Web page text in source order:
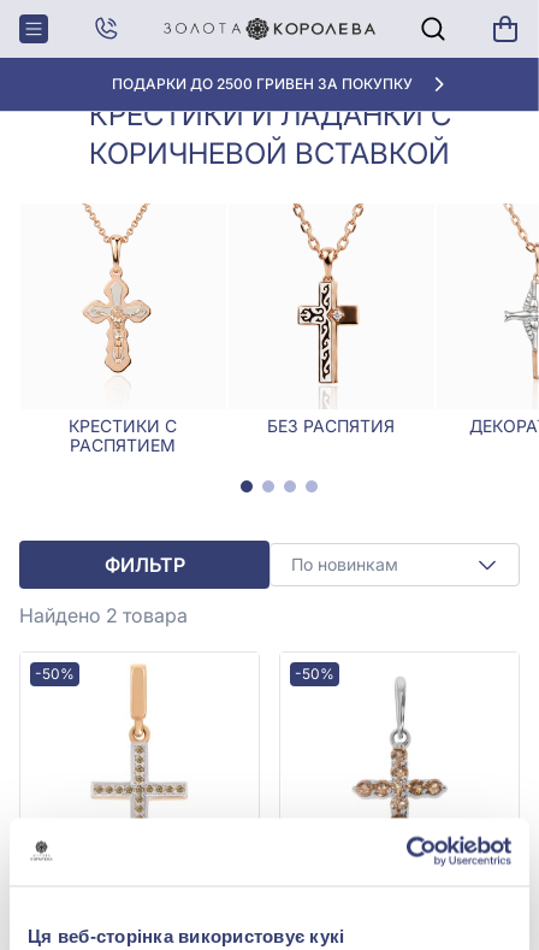
Ця веб-сторінка використовує кукі
ПОДАРКИ ДО 2500 ГРИВЕН ЗА ПОКУПКУ
Главная
Крестики,
Ладанки
Крестики и ладанки с коричневой
вставкой
КРЕСТИКИ И ЛАДАНКИ С
КОРИЧНЕВОЙ ВСТАВКОЙ
КРЕСТИКИ С
РАСПЯТИЕМ
БЕЗ РАСПЯТИЯ
ФИЛЬТР По новинкам
Найдено 2 товара
-50%
золота 585° с
-50%
из белого золота 585° с